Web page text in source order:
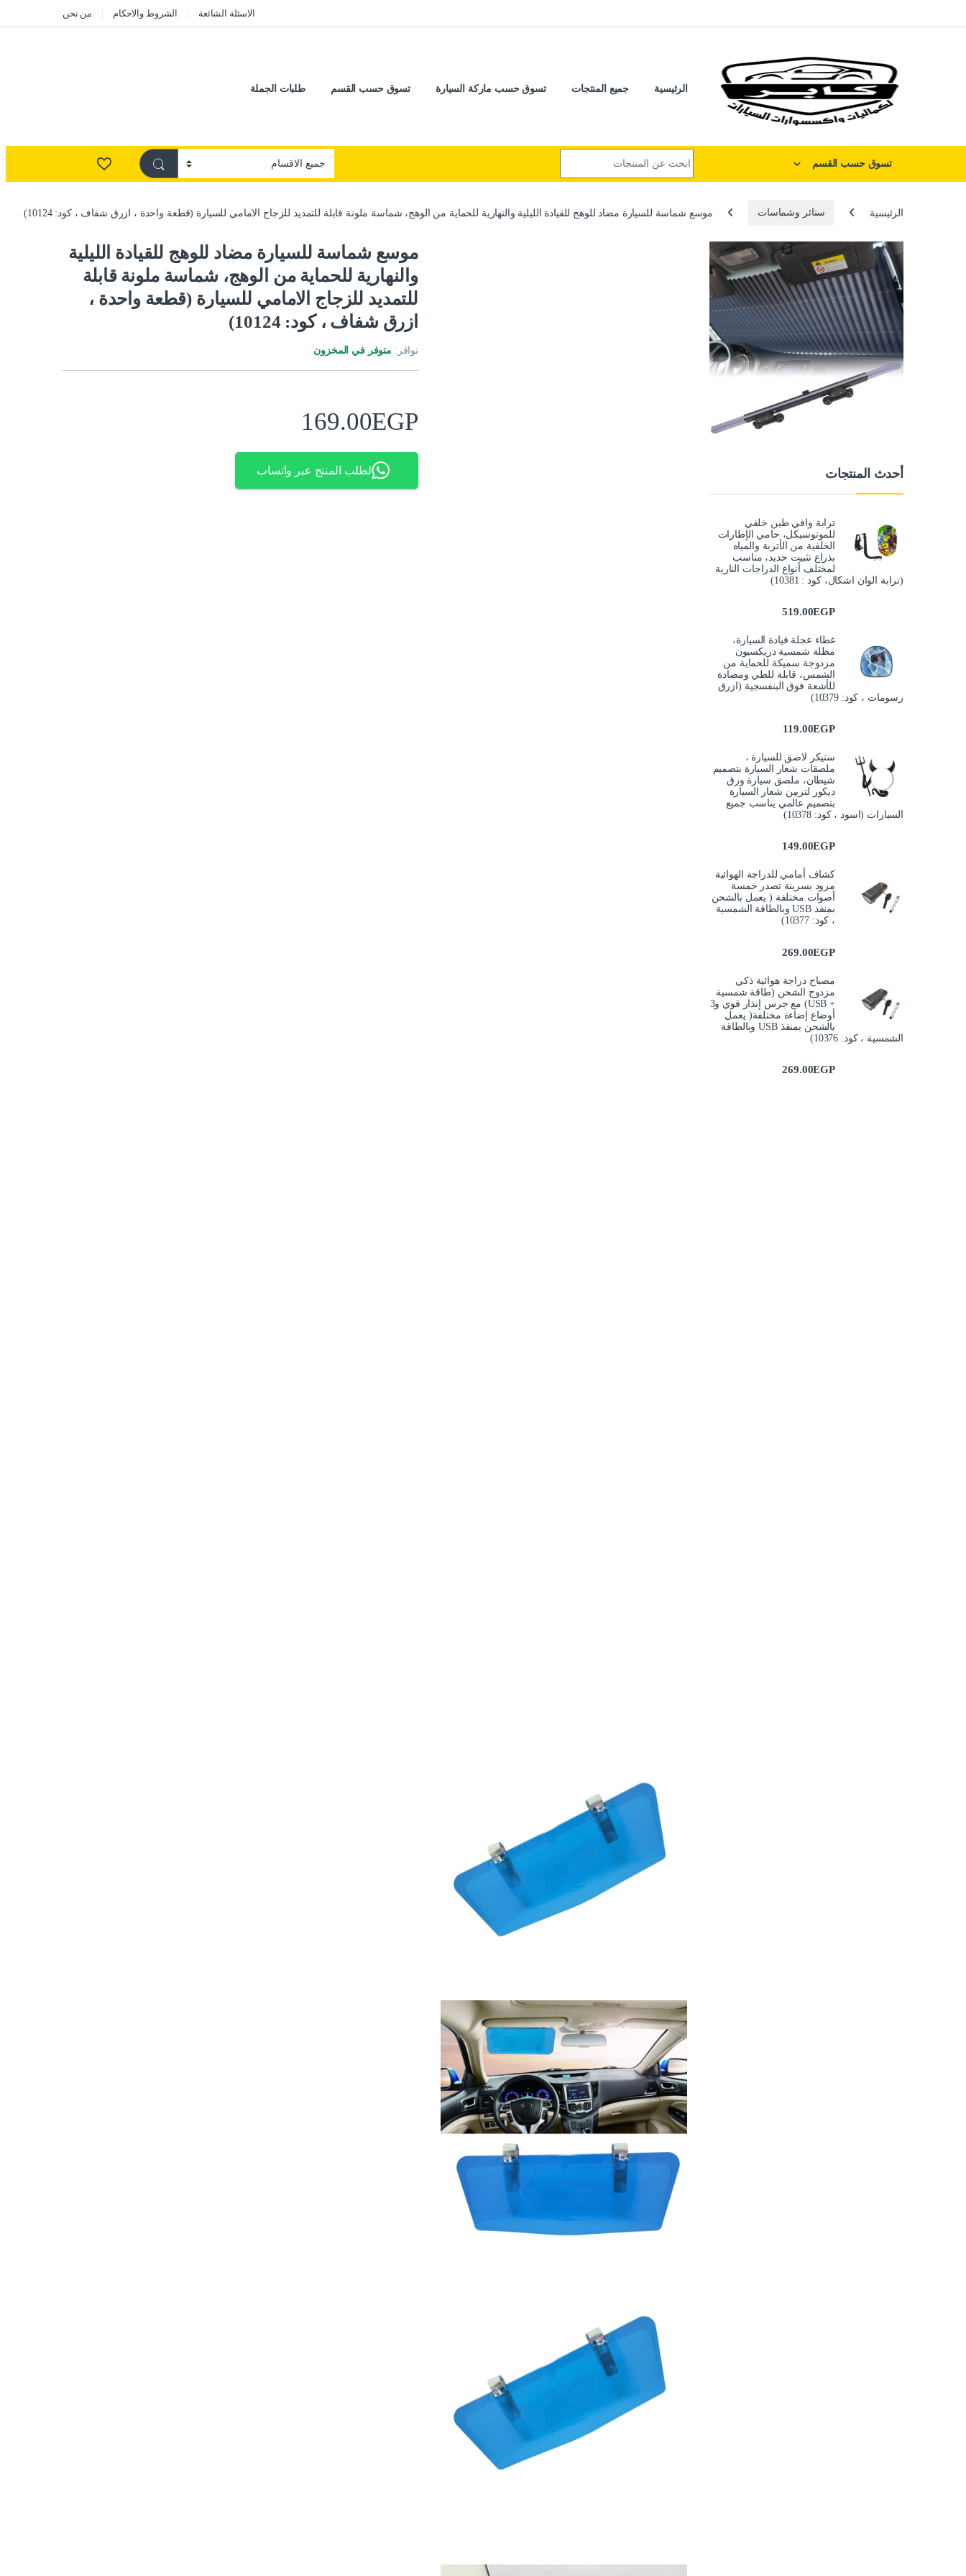
الاسئلة الشائعة الشروط والاحكام من نحن
الرئيسية جميع المنتجات تسوق حسب ماركة السيارة تسوق حسب القسم طلبات الجملة
تسوق حسب القسم
الرئيسية ستائر وشماسات موسع شماسة للسيارة مضاد للوهج للقيادة الليلية والنهارية للحماية من الوهج، شماسة ملونة قابلة للتمديد للزجاج الامامي للسيارة (قطعة واحدة ، ازرق شفاف ، كود: 10124)
موسع شماسة للسيارة مضاد للوهج للقيادة الليلية
والنهارية للحماية من الوهج، شماسة ملونة قابلة
للتمديد للزجاج الامامي للسيارة (قطعة واحدة ،
ازرق شفاف ، كود: 10124)
توافر: متوفر في المخزون
169.00EGP
لطلب المنتج عبر واتساب أحدث المنتجات
ترابة واقي طين خلفي
للموتوسيكل، حامي الإطارات
الخلفية من الأتربة والمياه
بذراع تثبيت حديد، مناسب
لمختلف أنواع الدراجات النارية
(ترابة الوان اشكال، كود : 10381)
519.00EGP
غطاء عجلة قيادة السيارة،
مظلة شمسية دريكسيون
مزدوجة سميكة للحماية من
الشمس، قابلة للطي ومضادة
للأشعة فوق البنفسجية (ازرق
رسومات ، كود: 10379)
119.00EGP
ستيكر لاصق للسيارة ،
ملصقات شعار السيارة بتصميم
شيطان، ملصق سيارة ورق
ديكور لتزيين شعار السيارة
بتصميم عالمي يناسب جميع
السيارات (اسود ، كود: 10378)
149.00EGP
كشاف أمامي للدراجة الهوائية
مزود بسرينة تصدر خمسة
أصوات مختلفة ( يعمل بالشحن
بمنفذ USB وبالطاقة الشمسية
، كود: 10377)
269.00EGP
مصباح دراجة هوائية ذكي
مزدوج الشحن (طاقة شمسية
+ USB) مع جرس إنذار قوي و3
أوضاع إضاءة مختلفة( يعمل
بالشحن بمنفذ USB وبالطاقة
الشمسية ، كود: 10376)
269.00EGP